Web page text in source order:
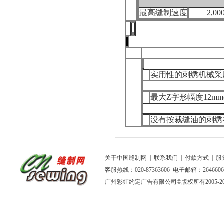
最高缝制速度
实用性的刺绣机械
最大Z字形幅度
没有按裁缝油的刺
关于中国缝制网 联系我们 付款方式
服
客服热线：020-87363606 电子邮箱：
广州彩虹约定广告有限公司 ©版权所有2005-